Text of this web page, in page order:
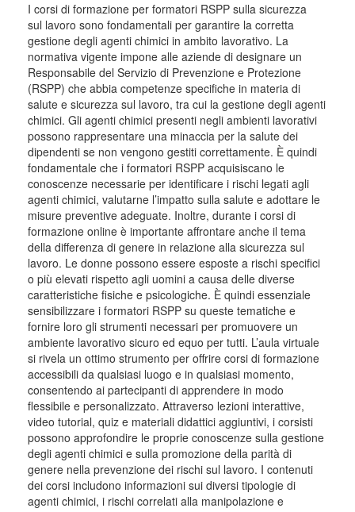
I corsi di formazione per formatori RSPP sulla sicurezza
sul lavoro sono fondamentali per garantire la corretta
gestione degli agenti chimici in ambito lavorativo. La
normativa vigente impone alle aziende di designare un
Responsabile del Servizio di Prevenzione e Protezione
(RSPP) che abbia competenze specifiche in materia di
salute e sicurezza sul lavoro, tra cui la gestione degli agenti
chimici. Gli agenti chimici presenti negli ambienti lavorativi
possono rappresentare una minaccia per la salute dei
dipendenti se non vengono gestiti correttamente. È quindi
fondamentale che i formatori RSPP acquisiscano le
conoscenze necessarie per identificare i rischi legati agli
agenti chimici, valutarne l’impatto sulla salute e adottare le
misure preventive adeguate. Inoltre, durante i corsi di
formazione online è importante affrontare anche il tema
della differenza di genere in relazione alla sicurezza sul
lavoro. Le donne possono essere esposte a rischi specifici
o più elevati rispetto agli uomini a causa delle diverse
caratteristiche fisiche e psicologiche. È quindi essenziale
sensibilizzare i formatori RSPP su queste tematiche e
fornire loro gli strumenti necessari per promuovere un
ambiente lavorativo sicuro ed equo per tutti. L’aula virtuale
si rivela un ottimo strumento per offrire corsi di formazione
accessibili da qualsiasi luogo e in qualsiasi momento,
consentendo ai partecipanti di apprendere in modo
flessibile e personalizzato. Attraverso lezioni interattive,
video tutorial, quiz e materiali didattici aggiuntivi, i corsisti
possono approfondire le proprie conoscenze sulla gestione
degli agenti chimici e sulla promozione della parità di
genere nella prevenzione dei rischi sul lavoro. I contenuti
dei corsi includono informazioni sui diversi tipologie di
agenti chimici, i rischi correlati alla manipolazione e